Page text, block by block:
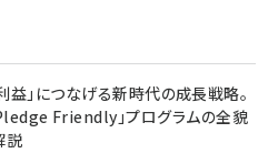
益」につなげる新時代の成長戦略。
Friendly」プログラムの全貌
説